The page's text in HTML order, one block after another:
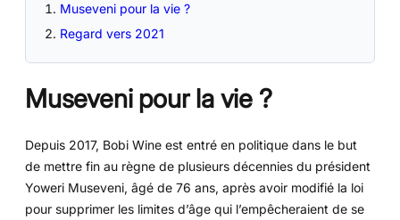
Museveni pour la vie ?
Regard vers 2021
Museveni pour la vie ?
Depuis 2017, Bobi Wine est entré en politique dans le but
de mettre fin au règne de plusieurs décennies du président
Yoweri Museveni, âgé de 76 ans, après avoir modifié la loi
pour supprimer les limites d’âge qui l’empêcheraient de se